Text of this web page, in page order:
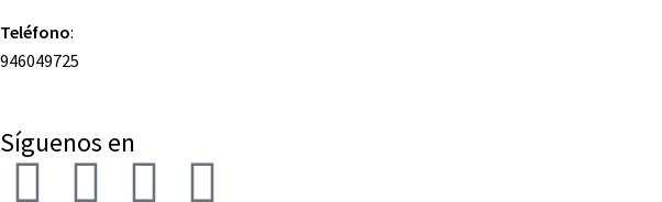
Teléfono:
946049725
Síguenos en